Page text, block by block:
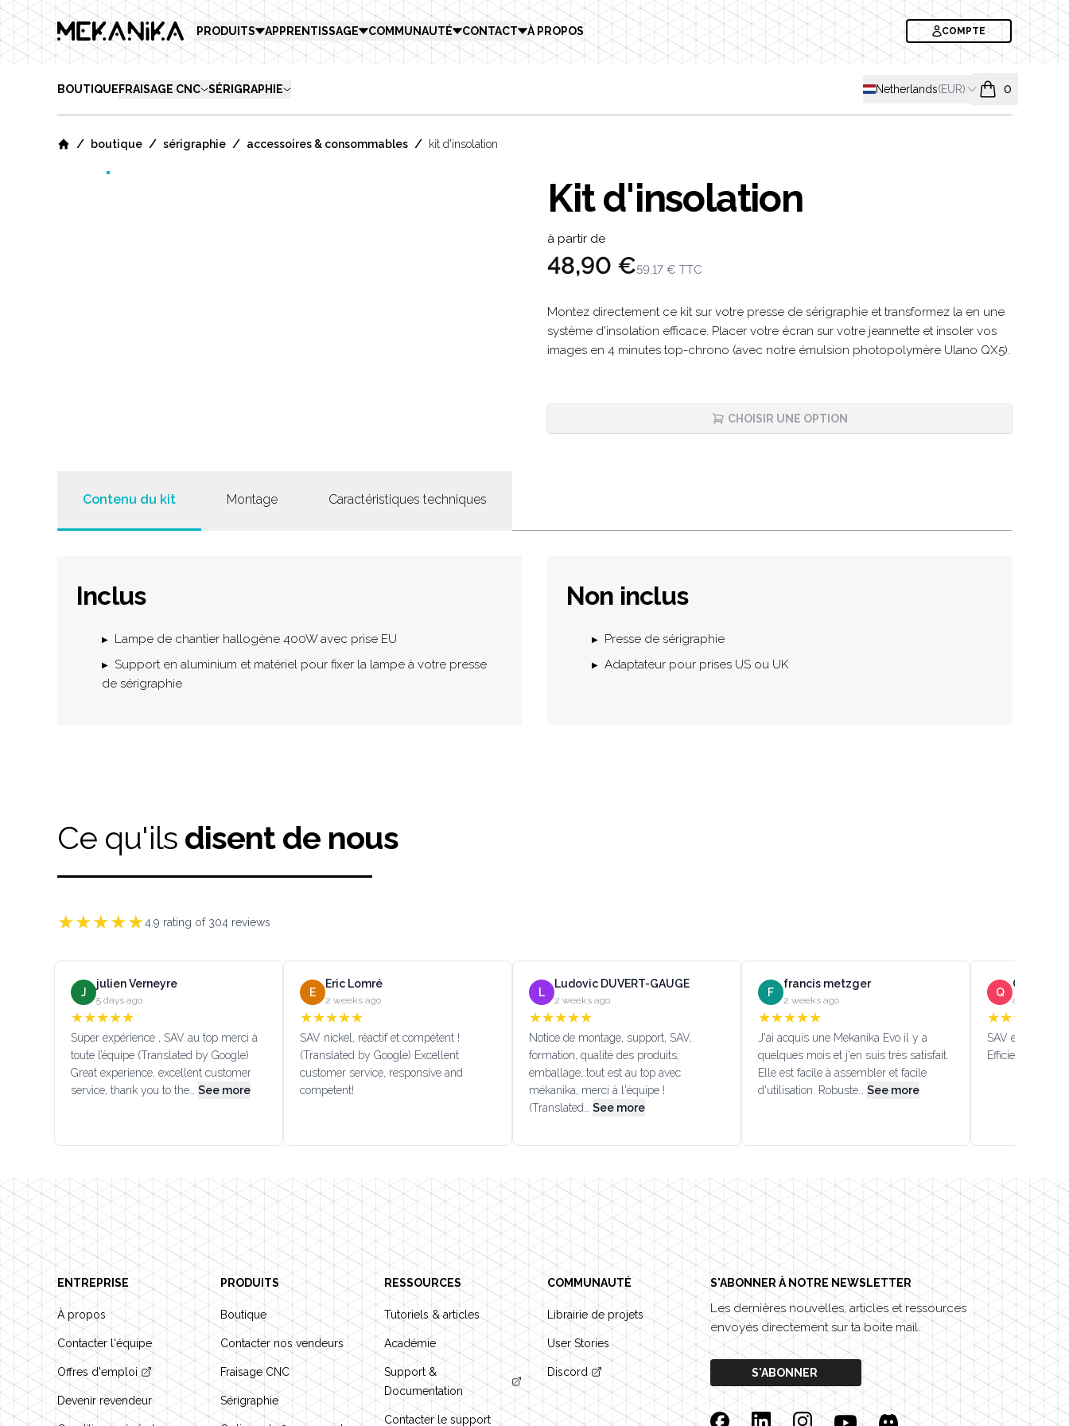
MEKANIKA PRODUITS APPRENTISSAGE COMMUNAUTÉ CONTACT À PROPOS COMPTE
BOUTIQUE FRAISAGE CNC SÉRIGRAPHIE Shipping country
Netherlands(EUR) 0
items in cart,
/ boutique / sérigraphie / accessoires & consommables / kit d'insolation
Kit d'insolation
Product information
à partir de
48,90 €59,17 € TTC
Description
Montez directement ce kit sur votre presse de sérigraphie et transformez la en une
système d'insolation efficace. Placer votre écran sur votre jeannette et insoler vos
images en 4 minutes top-chrono (avec notre émulsion photopolymère Ulano QX5).
CHOISIR UNE OPTION
Contenu du kit Montage Caractéristiques techniques
Inclus
Lampe de chantier hallogène 400W avec prise EU
Support en aluminium et matériel pour fixer la lampe à votre presse
de sérigraphie
Non inclus
Presse de sérigraphie
Adaptateur pour prises US ou UK
Ce qu'ils disent de nous
★★★★★4.9 rating of 304 reviews
J
julien Verneyre
5 days ago
★★★★★
Super expérience , SAV au top merci à
toute l’équipe (Translated by Google)
Great experience, excellent customer
service, thank you to the…
See more
E
Eric Lomré
2 weeks ago
★★★★★
SAV nickel, réactif et compétent !
(Translated by Google) Excellent
customer service, responsive and
competent!
L
Ludovic DUVERT-GAUGE
2 weeks ago
★★★★★
Notice de montage, support, SAV,
formation, qualité des produits,
emballage, tout est au top avec
mékanika, merci à l'équipe !
(Translated…
See more
F
francis metzger
2 weeks ago
★★★★★
J'ai acquis une Mekanika Evo il y a
quelques mois et j'en suis très satisfait.
Elle est facile à assembler et facile
d'utilisation. Robuste…
See more
Q
Quentin
a month ago
★★★
SAV efficace!!!
Efficient
Footer
ENTREPRISE
À propos
Contacter l'équipe
Offres d'emploi
Devenir revendeur
PRODUITS
Boutique
Contacter nos vendeurs
Fraisage CNC
Sérigraphie
RESSOURCES
Tutoriels & articles
Académie
Support &
Documentation
Contacter le support
COMMUNAUTÉ
Librairie de projets
User Stories
Discord
S'ABONNER À NOTRE NEWSLETTER
Les dernières nouvelles, articles et ressources
envoyés directement sur ta boite mail.
S'ABONNER
FacebookLinkedinInstagramYouTubeDiscord